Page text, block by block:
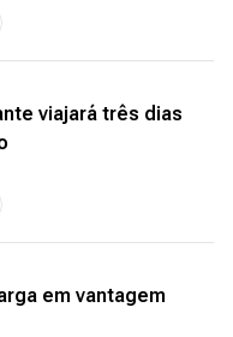
viajará três dias
em vantagem